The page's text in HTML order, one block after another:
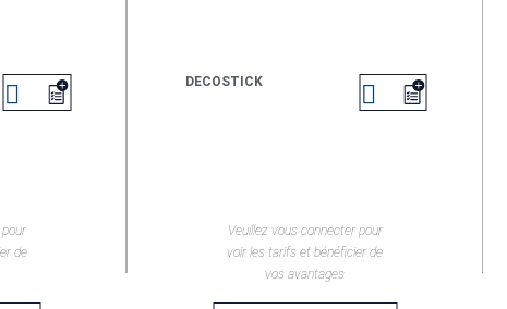

de
DECOSTICK 
Veuillez vous connecter pour
voir les tarifs et bénéficier de
vos avantages
EN SAVOIR +